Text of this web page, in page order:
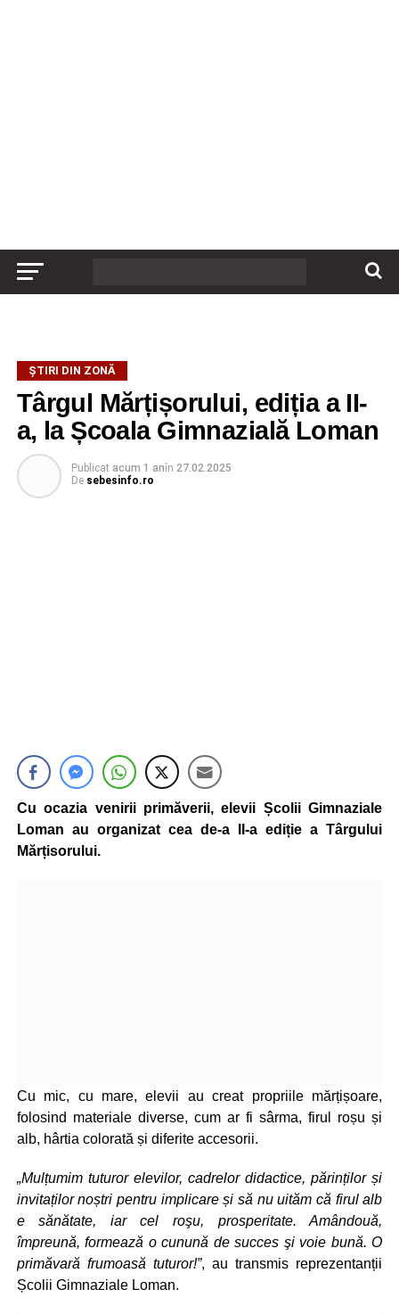
ȘTIRI DIN ZONĂ
Târgul Mărțișorului, ediția a II-
a, la Școala Gimnazială Loman
Publicat acum 1 anîn 27.02.2025
De sebesinfo.ro
Cu ocazia venirii primăverii, elevii Școlii Gimnaziale
Loman au organizat cea de-a II-a ediție a Târgului
Mărțisorului.
Cu mic, cu mare, elevii au creat propriile mărțișoare,
folosind materiale diverse, cum ar fi sârma, firul roșu și
alb, hârtia colorată și diferite accesorii.
„Mulțumim tuturor elevilor, cadrelor didactice, părinților și
invitaților noștri pentru implicare și să nu uităm că firul alb
e sănătate, iar cel roşu, prosperitate. Amândouă,
împreună, formează o cunună de succes şi voie bună. O
primăvară frumoasă tuturor!”, au transmis reprezentanții
Școlii Gimnaziale Loman.